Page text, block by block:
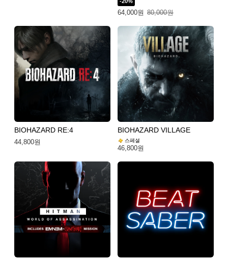
64,000원
특별가: 64,000원. 일반가: 80,000원.
80,000원
BIOHAZARD RE:4
44,800원
BIOHAZARD VILLAGE
스페셜
46,800원